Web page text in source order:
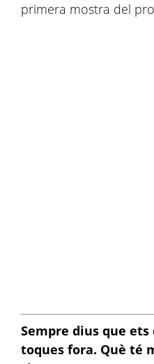
primera mostra del
Sempre dius que
toques fora. Què té